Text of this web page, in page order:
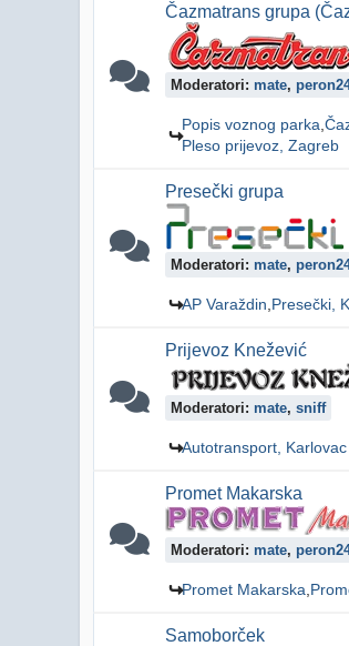
Čazmatrans grupa
Moderatori: mate,
Popis voznog parka
Pleso prijevoz, Zagreb
Presečki grupa
Moderatori: mate,
AP Varaždin Presečki,
Prijevoz Knežević
Moderatori: mate, sniff
Autotransport, Karlovac
Promet Makarska
Moderatori: mate,
Promet Makarska
Samoborček